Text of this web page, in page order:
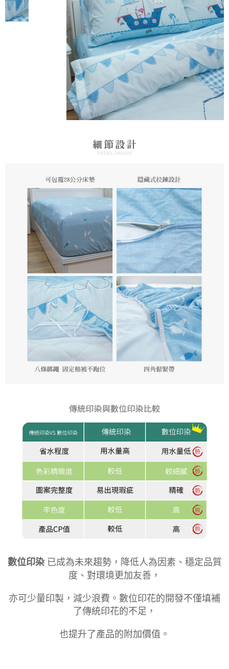
數位印染已成為未來趨勢，降低人為因素、穩定品質
度、對環境更加友善，
亦可少量印製，減少浪費。數位印花的開發不僅填補
了傳統印花的不足，
也提升了產品的附加價值。